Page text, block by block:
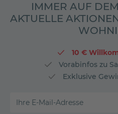
IMMER AUF
AKTUELLE
10 €
Vorabinfos zu
Exklusive
Ihre E-Mail-Adresse